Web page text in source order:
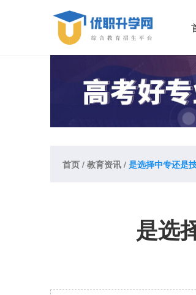
首页 / 教育资讯 / 是选择中专还是
是选